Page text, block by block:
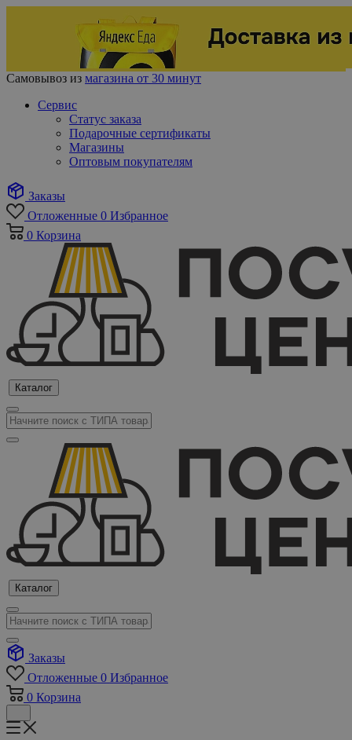
Самовывоз из магазина от 30 минут
Сервис
Статус заказа
Подарочные сертификаты
Магазины
Оптовым покупателям
Заказы
Отложенные 0 Избранное
0 Корзина
Каталог
Каталог
Заказы
Отложенные 0 Избранное
0 Корзина